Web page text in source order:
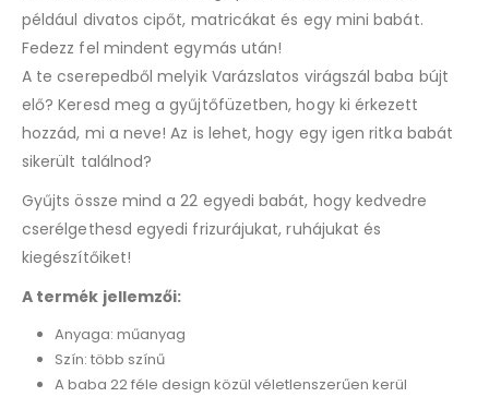
például divatos cipőt, matricákat és egy mini babát.
Fedezz fel mindent egymás után!
A te cserepedből melyik Varázslatos virágszál baba bújt
elő? Keresd meg a gyűjtőfüzetben, hogy ki érkezett
hozzád, mi a neve! Az is lehet, hogy egy igen ritka babát
sikerült találnod?
Gyűjts össze mind a 22 egyedi babát, hogy kedvedre
cserélgethesd egyedi frizurájukat, ruhájukat és
kiegészítőiket!
A termék jellemzői:
Anyaga: műanyag
Szín: több színű
A baba 22 féle design közül véletlenszerűen kerül